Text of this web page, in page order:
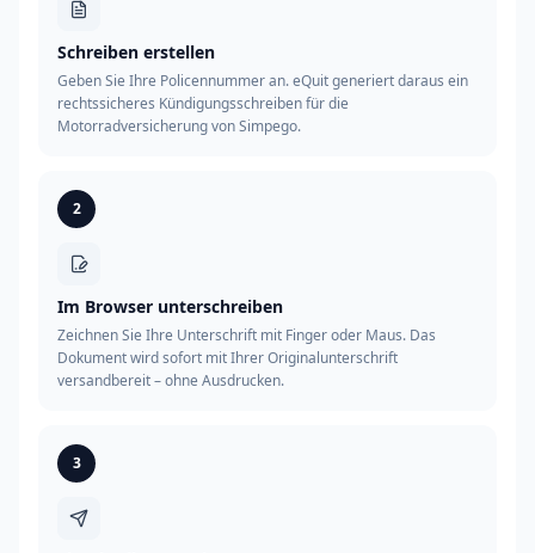
Schreiben erstellen
Geben Sie Ihre Policennummer an. eQuit generiert daraus ein
rechtssicheres Kündigungsschreiben für die
Motorradversicherung von Simpego.
2
Im Browser unterschreiben
Zeichnen Sie Ihre Unterschrift mit Finger oder Maus. Das
Dokument wird sofort mit Ihrer Originalunterschrift
versandbereit – ohne Ausdrucken.
3